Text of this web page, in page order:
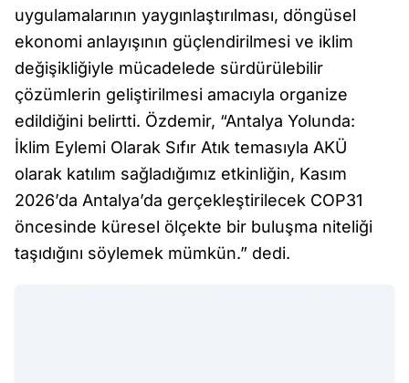
uygulamalarının yaygınlaştırılması, döngüsel
ekonomi anlayışının güçlendirilmesi ve iklim
değişikliğiyle mücadelede sürdürülebilir
çözümlerin geliştirilmesi amacıyla organize
edildiğini belirtti. Özdemir, “Antalya Yolunda:
İklim Eylemi Olarak Sıfır Atık temasıyla AKÜ
olarak katılım sağladığımız etkinliğin, Kasım
2026’da Antalya’da gerçekleştirilecek COP31
öncesinde küresel ölçekte bir buluşma niteliği
taşıdığını söylemek mümkün.” dedi.